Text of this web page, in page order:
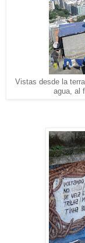
Vistas desde la
agua, al